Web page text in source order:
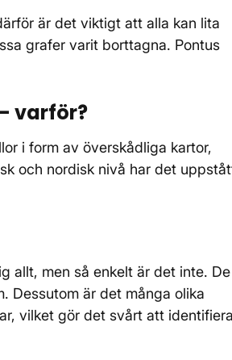
är det viktigt att alla kan lita
grafer varit borttagna. Pontus
varför?
i form av överskådliga kartor,
och nordisk nivå har det
allt, men så enkelt är det inte. De
Dessutom är det många olika
vilket gör det svårt att identifiera